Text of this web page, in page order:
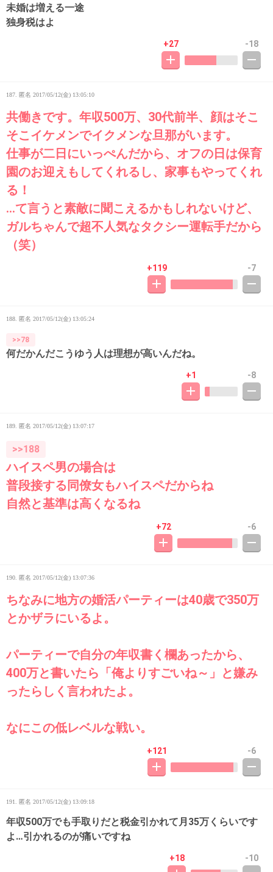
未婚は増える一途
独身税はよ
+27 -18
187. 匿名 2017/05/12(金) 13:05:10
共働きです。年収500万、30代前半、顔はそこ
そこイケメンでイクメンな旦那がいます。
仕事が二日にいっぺんだから、オフの日は保育
園のお迎えもしてくれるし、家事もやってくれ
る！
…て言うと素敵に聞こえるかもしれないけど、
ガルちゃんで超不人気なタクシー運転手だから
（笑）
+119 -7
188. 匿名 2017/05/12(金) 13:05:24
>>78
何だかんだこうゆう人は理想が高いんだね。
+1 -8
189. 匿名 2017/05/12(金) 13:07:17
>>188
ハイスペ男の場合は
普段接する同僚女もハイスペだからね
自然と基準は高くなるね
+72 -6
190. 匿名 2017/05/12(金) 13:07:36
ちなみに地方の婚活パーティーは40歳で350万
とかザラにいるよ。
パーティーで自分の年収書く欄あったから、
400万と書いたら「俺よりすごいね～」と嫌み
ったらしく言われたよ。
なにこの低レベルな戦い。
+121 -6
191. 匿名 2017/05/12(金) 13:09:18
年収500万でも手取りだと税金引かれて月35万くらいです
よ…引かれるのが痛いですね
+18 -10